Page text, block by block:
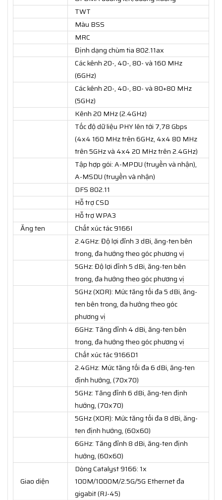
TWT
Màu BSS
MRC
Định dạng chùm tia 802.11ax
Các kênh 20-, 40-, 80- và 160 MHz
(6GHz)
Các kênh 20-, 40-, 80- và 80+80 MHz
(5GHz)
Kênh 20 MHz (2.4GHz)
Tốc độ dữ liệu PHY lên tới 7,78 Gbps
(4x4 160 MHz trên 6GHz, 4x4 80 MHz
trên 5GHz và 4x4 20 MHz trên 2.4GHz)
Tập hợp gói: A-MPDU (truyền và nhận),
A-MSDU (truyền và nhận)
DFS 802.11
Hỗ trợ CSD
Hỗ trợ WPA3
Ăng ten
Chất xúc tác 9166I
2.4GHz: Độ lợi đỉnh 3 dBi, ăng-ten bên
trong, đa hướng theo góc phương vị
5GHz: Độ lợi đỉnh 5 dBi, ăng-ten bên
trong, đa hướng theo góc phương vị
5GHz (XOR): Mức tăng tối đa 5 dBi, ăng-
ten bên trong, đa hướng theo góc
phương vị
6GHz: Tăng đỉnh 4 dBi, ăng-ten bên
trong, đa hướng theo góc phương vị
Chất xúc tác 9166D1
2.4GHz: Mức tăng tối đa 6 dBi, ăng-ten
định hướng, (70x70)
5GHz: Tăng đỉnh 6 dBi, ăng-ten định
hướng, (70x70)
5GHz (XOR): Mức tăng tối đa 8 dBi, ăng-
ten định hướng, (60x60)
6GHz: Tăng đỉnh 8 dBi, ăng-ten định
hướng, (60x60)
Giao diện
Dòng Catalyst 9166: 1x
100M/1000M/2.5G/5G Ethernet đa
gigabit (RJ-45)